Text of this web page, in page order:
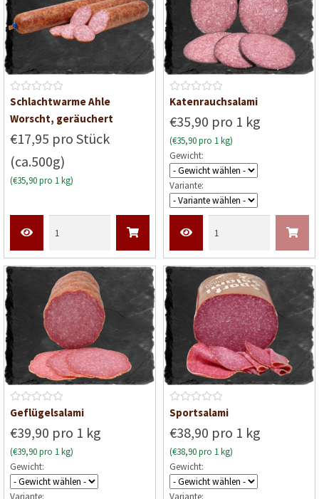
5
B
e
e
r
e
t
0
v
o
n
Schlachtwarme Ahle
Worscht, geräuchert
€17,95 pro Stück
(ca.500g)
(€35,90 pro 1 kg)
B
w
e
r
t
e
t
t
0
v
o
n
Katenrauchsalami
€35,90 pro 1 kg
(€35,90 pro 1 kg)
Gewicht:
Variante:
B
w
e
r
t
Geflügelsalami
€39,90 pro 1 kg
(€39,90 pro 1 kg)
Gewicht:
Variante:
B
w
e
r
t
Sportsalami
€38,90 pro 1 kg
(€38,90 pro 1 kg)
Gewicht:
Variante: